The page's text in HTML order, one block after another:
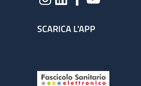
SCARICA L'APP